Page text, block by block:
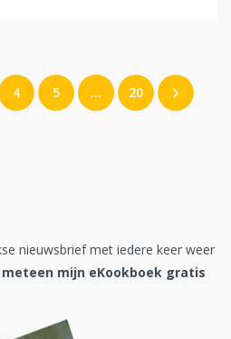
4 5 … 20
nieuwsbrief met iedere keer weer
mijn eKookboek gratis